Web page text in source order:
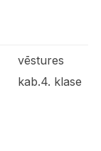
vēstures
kab.4. klase